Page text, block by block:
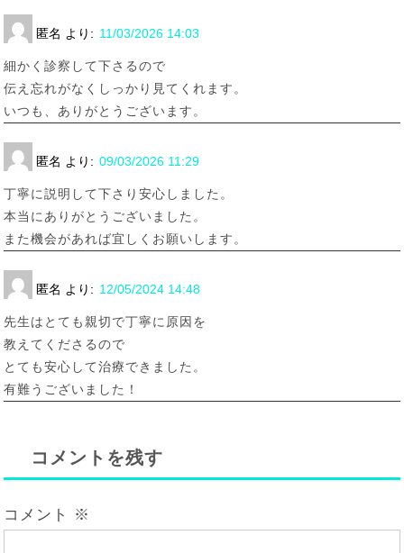
匿名 より: 11/03/2026 14:03
細かく診察して下さるので
伝え忘れがなくしっかり見てくれます。
いつも、ありがとうございます。
匿名 より: 09/03/2026 11:29
丁寧に説明して下さり安心しました。
本当にありがとうございました。
また機会があれば宜しくお願いします。
匿名 より: 12/05/2024 14:48
先生はとても親切で丁寧に原因を
教えてくださるので
とても安心して治療できました。
有難うございました！
コメントを残す
コメント ※